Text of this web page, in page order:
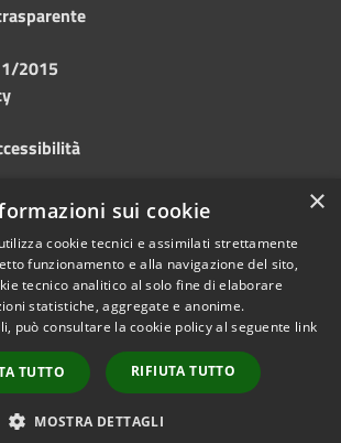
2015
Copyright © 2026 • Comune di
Custonaci • Powered by
Municipium•Accesso
redazione
×
sui cookie
cookie tecnici e assimilati strettamente
funzionamento e alla navigazione del sito,
tecnico analitico al solo fine di elaborare
statistiche, aggregate e anonime.
può consultare la cookie policy al seguente link
TUTTO RIFIUTA TUTTO
MOSTRA DETTAGLI